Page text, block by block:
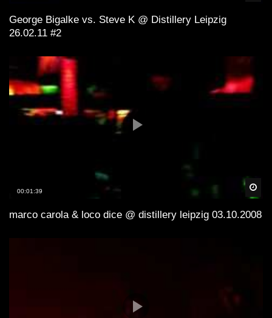
George Bigalke vs. Steve K @ Distillery Leipzig
26.02.11 #2
00:01:39
marco carola & loco dice @ distillery leipzig 03.10.2008